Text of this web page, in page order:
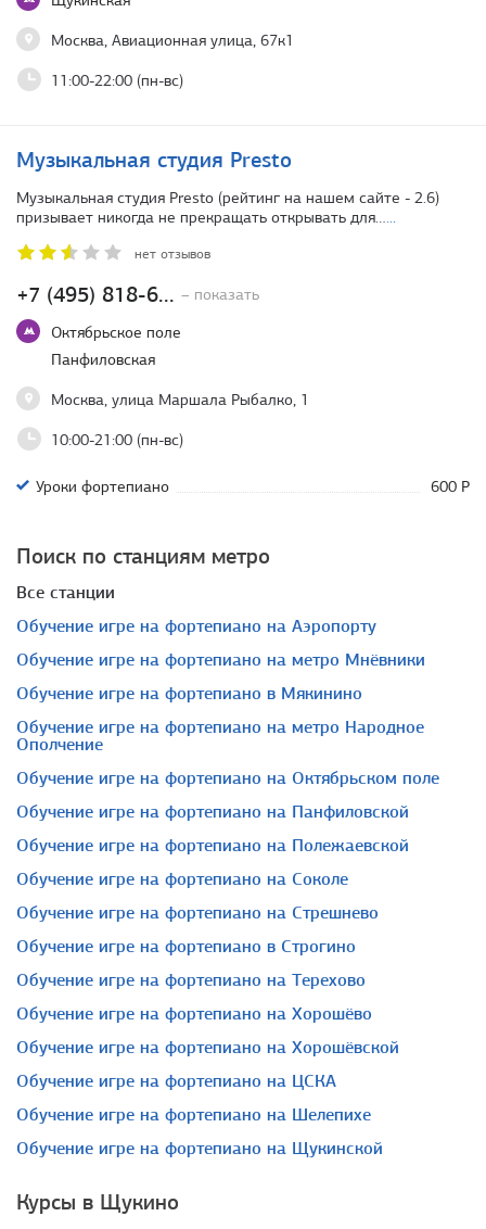
Москва, Авиационная улица, 67к1
11:00-22:00 (пн-вс)
Музыкальная студия Presto
+7 (495) 818-6... – показать
Октябрьское поле
Панфиловская
Москва, улица Маршала Рыбалко, 1
10:00-21:00 (пн-вс)
Музыкальная студия Presto (рейтинг на нашем сайте - 2.6)
призывает никогда не прекращать открывать для…...
нет отзывов
Уроки фортепиано 600 Р
Поиск по станциям метро
Все станции
обучение игре на фортепиано на Аэропорту
обучение игре на фортепиано на метро Мнёвники
обучение игре на фортепиано в Мякинино
обучение игре на фортепиано на метро Народное
Ополчение
обучение игре на фортепиано на Октябрьском поле
обучение игре на фортепиано на Панфиловской
обучение игре на фортепиано на Полежаевской
обучение игре на фортепиано на Соколе
обучение игре на фортепиано на Стрешнево
обучение игре на фортепиано в Строгино
обучение игре на фортепиано на Терехово
обучение игре на фортепиано на Хорошёво
обучение игре на фортепиано на Хорошёвской
обучение игре на фортепиано на ЦСКА
обучение игре на фортепиано на Шелепихе
обучение игре на фортепиано на Щукинской
Курсы в Щукино